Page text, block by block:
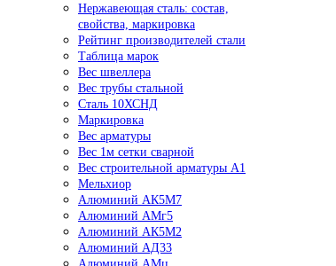
Нержавеющая сталь: состав,
свойства, маркировка
Рейтинг производителей стали
Таблица марок
Вес швеллера
Вес трубы стальной
Сталь 10ХСНД
Маркировка
Вес арматуры
Вес 1м сетки сварной
Вес строительной арматуры А1
Мельхиор
Алюминий АК5М7
Алюминий АМг5
Алюминий АК5М2
Алюминий АД33